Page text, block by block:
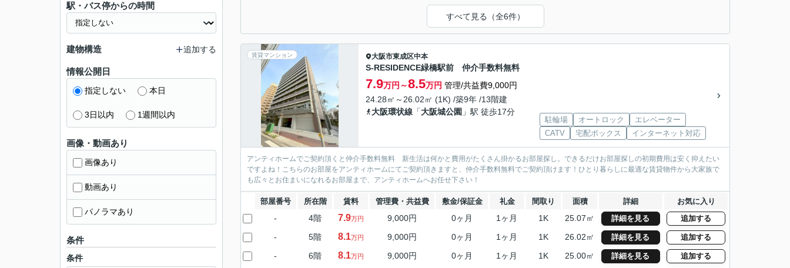
すべて見る（全6件）
賃貸マンション 大阪市東成区中本
S-RESIDENCE緑橋駅前 仲介手数料無料
7.9万円～8.5万円 管理/共益費9,000円
24.28㎡～26.02㎡ (1K) /築9年 /13階建
大阪環状線 「大阪城公園 」駅 徒歩17分
駐輪場 オートロック
エレベーター
CATV
宅配ボックス インターネット対応
アンティホームでご契約頂くと仲介手数料無料 新生活は何かと費用がたくさん掛かるお部屋探し。できるだけお部屋探しの初期費用は安く抑えたい
ですよね！こちらのお部屋をアンティホームにてご契約頂きますと、仲介手数料無料でご契約頂けます！ひとり暮らしに最適な賃貸物件から大家族で
も広々とお住まいになれるお部屋まで、アンティホームへお任せ下さい！
部屋番号 所在階 賃料 管理費・共益費 敷金/保証金 礼金 間取り 面積 詳細 お気に入り
- 4階 7.9万円 9,000円 0ヶ月 1ヶ月 1K 25.07㎡ 詳細を見る 追加する
- 5階 8.1万円 9,000円 0ヶ月 1ヶ月 1K 26.02㎡ 詳細を見る 追加する
- 6階 8.1万円 9,000円 0ヶ月 1ヶ月 1K 25.00㎡ 詳細を見る 追加する
駅・バス停からの時間
建物構造 追加する
情報公開日
指定しない 本日
3日以内 1週間以内
画像・動画あり
画像あり
動画あり
パノラマあり
条件
条件